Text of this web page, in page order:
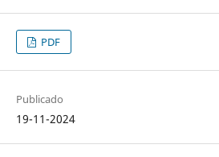
PDF
Publicado
19-11-2024